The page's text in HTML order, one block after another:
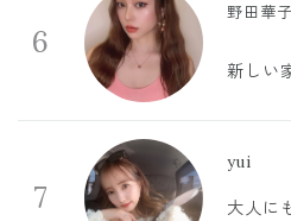
6
野田華
新しい
7
yui
大人に